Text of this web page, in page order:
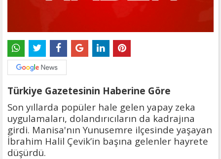
Türkiye Gazetesinin Haberine Göre
Son yıllarda popüler hale gelen yapay zeka
uygulamaları, dolandırıcıların da kadrajına
girdi. Manisa'nın Yunusemre ilçesinde yaşayan
İbrahim Halil Çevik’in başına gelenler hayrete
düşürdü.